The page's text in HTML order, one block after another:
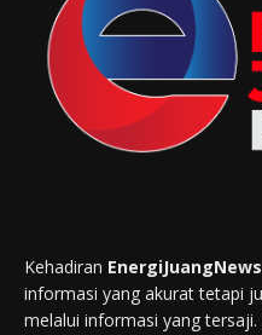
Kehadiran
informasi yang akurat tetapi
melalui informasi yang